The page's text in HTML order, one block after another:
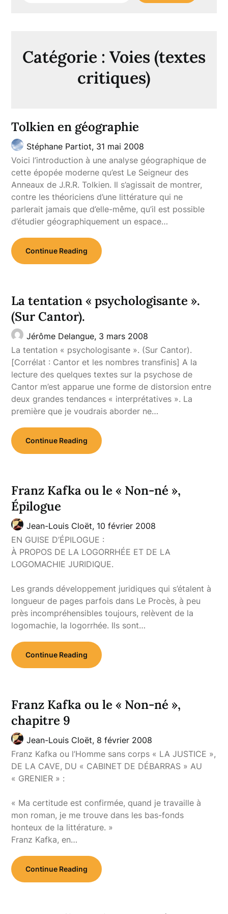
Catégorie : Voies (textes
critiques)
Tolkien en géographie
Stéphane Partiot, 31 mai 2008
Voici l’introduction à une analyse géographique de
cette épopée moderne qu’est Le Seigneur des
Anneaux de J.R.R. Tolkien. Il s’agissait de montrer,
contre les théoriciens d’une littérature qui ne
parlerait jamais que d’elle-même, qu’il est possible
d’étudier géographiquement un espace…
Continue Reading
La tentation « psychologisante ».
(Sur Cantor).
Jérôme Delangue, 3 mars 2008
La tentation « psychologisante ». (Sur Cantor).
[Corrélat : Cantor et les nombres transfinis] A la
lecture des quelques textes sur la psychose de
Cantor m’est apparue une forme de distorsion entre
deux grandes tendances « interprétatives ». La
première que je voudrais aborder ne…
Continue Reading
Franz Kafka ou le « Non-né »,
Épilogue
Jean-Louis Cloët, 10 février 2008
EN GUISE D’ÉPILOGUE :
À PROPOS DE LA LOGORRHÉE ET DE LA
LOGOMACHIE JURIDIQUE.
Les grands développement juridiques qui s’étalent à
longueur de pages parfois dans Le Procès, à peu
près incompréhensibles toujours, relèvent de la
logomachie, la logorrhée. Ils sont…
Continue Reading
Franz Kafka ou le « Non-né »,
chapitre 9
Jean-Louis Cloët, 8 février 2008
Franz Kafka ou l’Homme sans corps « LA JUSTICE »,
DE LA CAVE, DU « CABINET DE DÉBARRAS » AU
« GRENIER » :
« Ma certitude est confirmée, quand je travaille à
mon roman, je me trouve dans les bas-fonds
honteux de la littérature. »
Franz Kafka, en…
Continue Reading